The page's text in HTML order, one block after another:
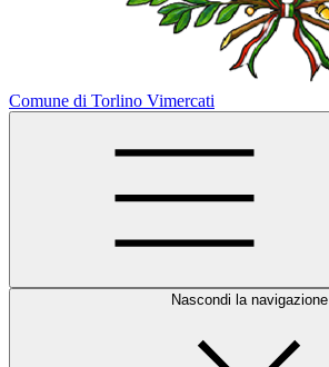
Comune di Torlino Vimercati
Nascondi la navigazione